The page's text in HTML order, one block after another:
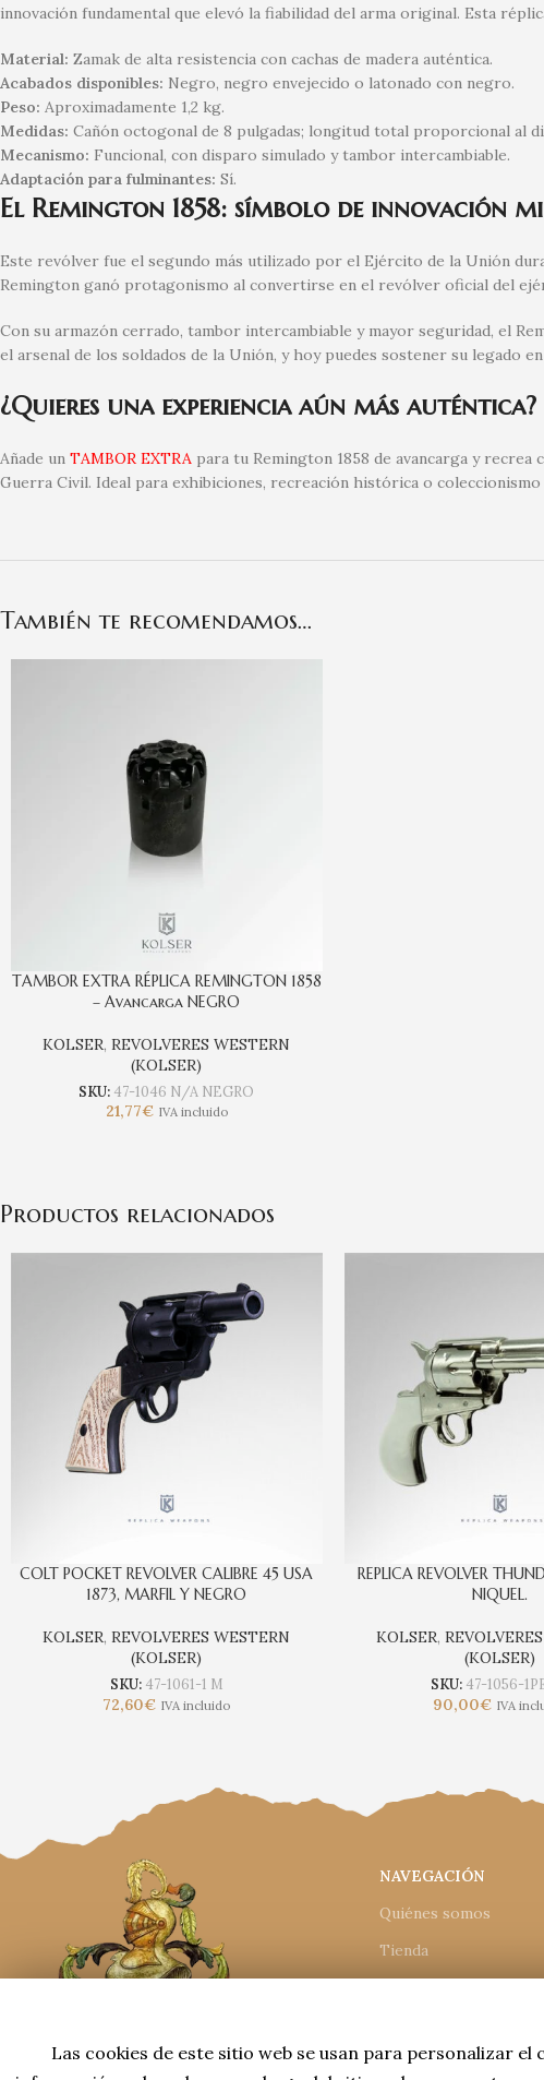
innovación fundamental que elevó la fiabilidad del arma original. Esta
Material: Zamak de alta resistencia con cachas de madera auténtica.
Acabados disponibles: Negro, negro envejecido o latonado con negro.
Peso: Aproximadamente 1,2 kg.
Medidas: Cañón octogonal de 8 pulgadas; longitud total proporcional al
Mecanismo: Funcional, con disparo simulado y tambor intercambiable.
Adaptación para fulminantes: Sí.
El Remington 1858: símbolo de innovación
Este revólver fue el segundo más utilizado por el Ejército de la Unión
Remington ganó protagonismo al convertirse en el revólver oficial del
Con su armazón cerrado, tambor intercambiable y mayor seguridad, el
el arsenal de los soldados de la Unión, y hoy puedes sostener su legado
¿Quieres una experiencia aún más auténtica?
Añade un TAMBOR EXTRA para tu Remington 1858 de avancarga y
Guerra Civil. Ideal para exhibiciones, recreación histórica o coleccionismo
También te recomendamos…
TAMBOR EXTRA RÉPLICA REMINGTON 1858
– Avancarga NEGRO
KOLSER,REVOLVERES WESTERN
(KOLSER)
SKU: 47-1046 N/A NEGRO
21,77€ IVA incluido
Productos relacionados
COLT POCKET REVOLVER CALIBRE 45 USA
1873, MARFIL Y NEGRO
KOLSER,REVOLVERES WESTERN
(KOLSER)
SKU: 47-1061-1 M
72,60€ IVA incluido
REPLICA REVOLVER
NIQUEL.
KOLSER,
(KOLSER)
SKU: 47-1056-
90,00€ IVA
NAVEGACIÓN
Quiénes somos
Tienda
Contacto
Las cookies de este sitio web se usan para personalizar